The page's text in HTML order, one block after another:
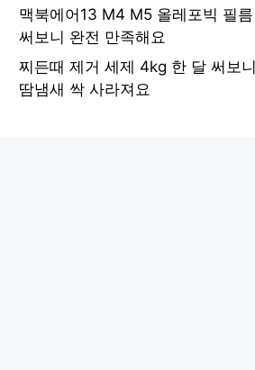
맥북에어13 M4 M5 올레포빅 필름
써보니 완전 만족해요
찌든때 제거 세제 4kg 한 달 써보니
땀냄새 싹 사라져요